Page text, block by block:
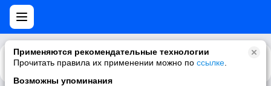
Применяются рекомендательные технологии
Прочитать правила их применении можно по ссылке
Возможны упоминания
Каталог Рекомендации